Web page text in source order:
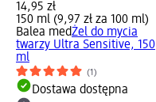
14,95 zł
150 ml (9,97 zł za 100 ml)
Balea medŻel do mycia
twarzy Ultra Sensitive, 150
ml
(1)
Dostawa dostępna